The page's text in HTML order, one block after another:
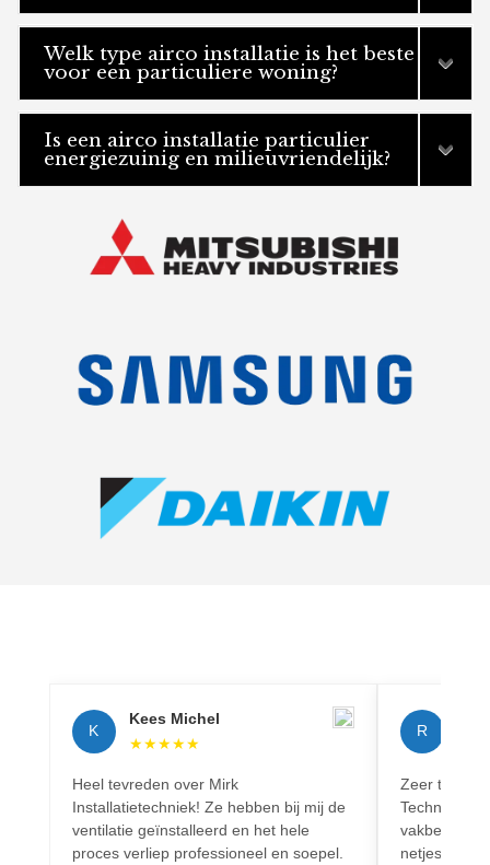
Welk type airco installatie is het beste
voor een particuliere woning?
Is een airco installatie particulier
energiezuinig en milieuvriendelijk?
K
Kees Michel
★★★★★
Heel tevreden over Mirk
Installatietechniek! Ze hebben bij mij de
ventilatie geïnstalleerd en het hele
proces verliep professioneel en soepel.
R
Zeer
Techniek!
netjes en